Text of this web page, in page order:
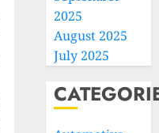
2025
August 2025
July 2025